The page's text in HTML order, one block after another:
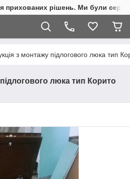
прихованих рішень. Ми були
з монтажу підлогового люка тип
підлогового люка тип Корито